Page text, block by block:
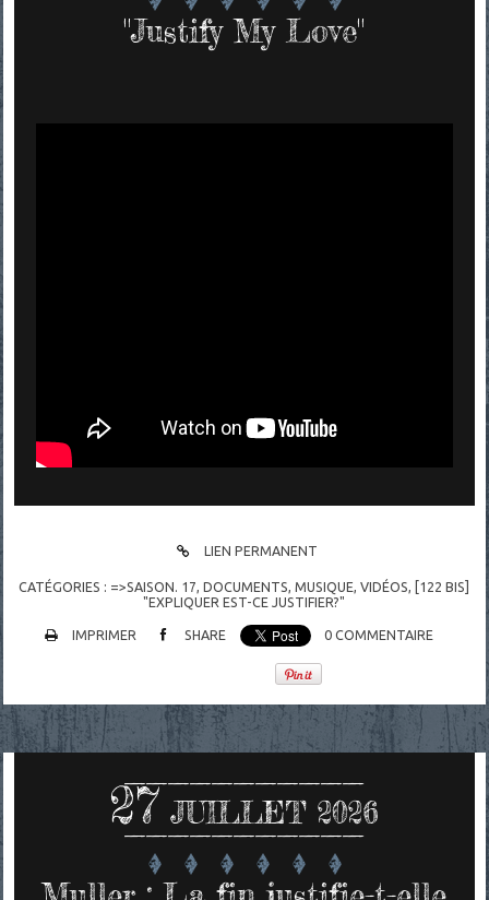
"Justify My Love"
LIEN PERMANENT
CATÉGORIES : =>SAISON. 17,DOCUMENTS,MUSIQUE,VIDÉOS,
[122 BIS]
"EXPLIQUER EST-CE JUSTIFIER?"
IMPRIMER SHARE 0 COMMENTAIRE
27 JUILLET 2026